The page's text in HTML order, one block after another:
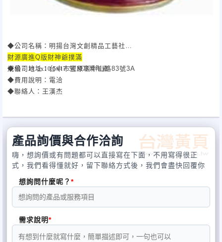
◆公司名稱：明揚台灣文創精品工藝社
◆公司簡稱：明揚精品
◆公司地址：台中市豐原區中山路83號3A
◆費用說明：電洽
◆聯絡人：王漢杰
04-25319058
（聯繫我時，請一定要說是從黃頁看到的）
財源廣進Q版財神爺撲滿
規格：11.5x10.5x17.5CM冷漿陶瓷
客戶量身訂做，歡迎來電洽詢。還有眾多的公仔，印泥台，吊飾，
贈品，福袋，等數種產品
產品詢價與合作洽詢
嗨，想詢價或有問題都可以直接寫在下面，不用寫得很正
式，我們看得懂就好，留下聯絡方式後，我們會盡快回覆你
想詢問什麼呢？
需求說明